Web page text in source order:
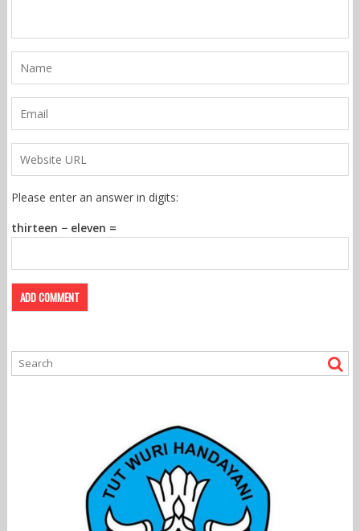
Please enter an answer in digits:
thirteen − eleven =